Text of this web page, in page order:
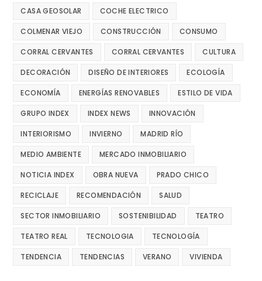
CASA GEOSOLAR COCHE ELECTRICO
COLMENAR VIEJO CONSTRUCCIÓN CONSUMO
CORRAL CERVANTES CORRAL CERVANTES CULTURA
DECORACIÓN DISEÑO DE INTERIORES ECOLOGÍA
ECONOMÍA ENERGÍAS RENOVABLES ESTILO DE VIDA
GRUPO INDEX INDEX NEWS INNOVACIÓN
INTERIORISMO INVIERNO MADRID RÍO
MEDIO AMBIENTE MERCADO INMOBILIARIO
NOTICIA INDEX OBRA NUEVA PRADO CHICO
RECICLAJE RECOMENDACIÓN SALUD
SECTOR INMOBILIARIO SOSTENIBILIDAD TEATRO
TEATRO REAL TECNOLOGIA TECNOLOGÍA
TENDENCIA TENDENCIAS VERANO VIVIENDA